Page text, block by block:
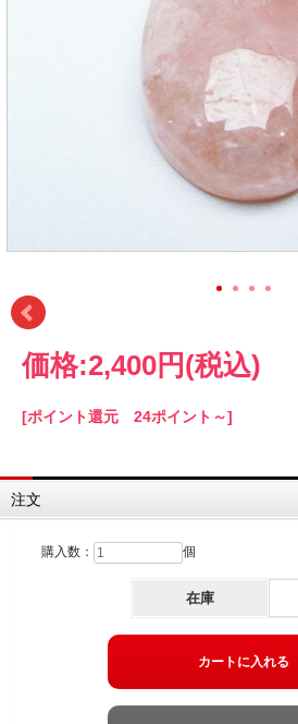
価格:2,400円 (税込)
[ポイント還元 24ポイント～]
注文
購入数： 個
在庫